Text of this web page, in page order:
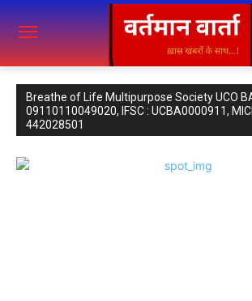
Breathe of Life Multipurpose Society UCO
09110110049020, IFSC : UCBA0000911,
442028501